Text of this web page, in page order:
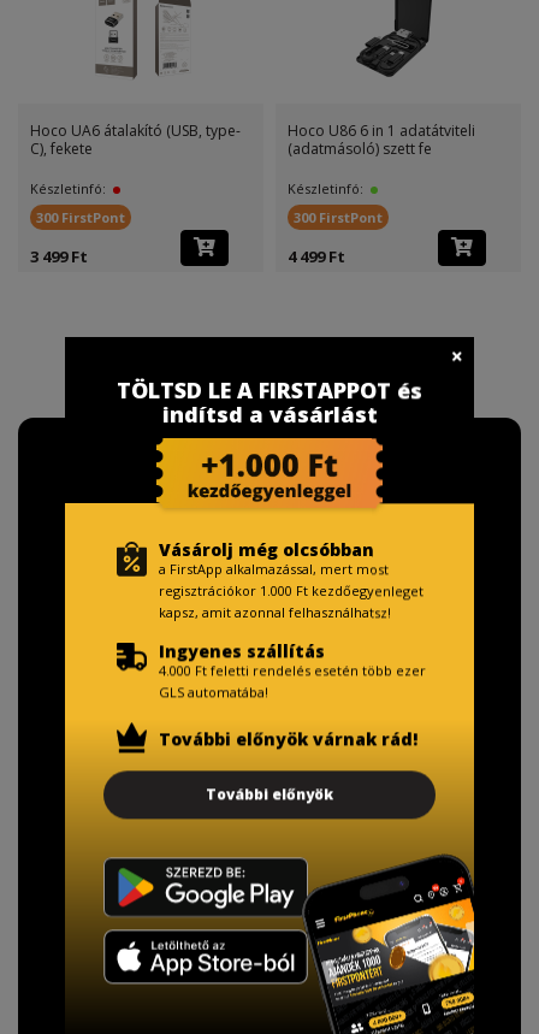
Hoco UA6 átalakító (USB, type-
C), fekete
Készletinfó:
300 FirstPont
3 499 Ft
Hoco U86 6 in 1 adatátviteli
(adatmásoló) szett fe
Készletinfó:
300 FirstPont
4 499 Ft
TISZTELT VÁSÁRLÓNK!
adatainak biztonsága érdekében!
A Kormány döntése alapján a kereskedő minden tartós
adathordozó termék vásárlásakor köteles ingyenes
adattörlő kódot biztosítani.
TÖLTSD LE A FIRSTAPPOT és
indítsd a vásárlást
Vásárolj még olcsóbban
a FirstApp alkalmazással, mert most
regisztrációkor 1.000 Ft kezdőegyenleget
kapsz, amit azonnal felhasználhatsz!
Ingyenes szállítás
4.000 Ft feletti rendelés esetén több ezer
GLS automatába!
További előnyök várnak rád!
További előnyök